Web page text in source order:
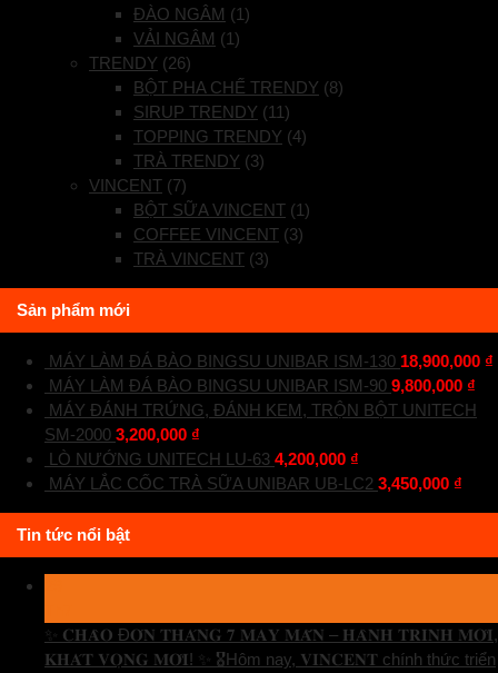
ĐÀO NGÂM (1)
VẢI NGÂM (1)
TRENDY (26)
BỘT PHA CHẾ TRENDY (8)
SIRUP TRENDY (11)
TOPPING TRENDY (4)
TRÀ TRENDY (3)
VINCENT (7)
BỘT SỮA VINCENT (1)
COFFEE VINCENT (3)
TRÀ VINCENT (3)
Sản phẩm mới
MÁY LÀM ĐÁ BÀO BINGSU UNIBAR ISM-130 18,900,000 ₫
MÁY LÀM ĐÁ BÀO BINGSU UNIBAR ISM-90 9,800,000 ₫
MÁY ĐÁNH TRỨNG, ĐÁNH KEM, TRỘN BỘT UNITECH
SM-2000 3,200,000 ₫
LÒ NƯỚNG UNITECH LU-63 4,200,000 ₫
MÁY LẮC CỐC TRÀ SỮA UNIBAR UB-LC2 3,450,000 ₫
Tin tức nổi bật
✨ 𝐂𝐇𝐀̀𝐎 Đ𝐎́𝐍 𝐓𝐇𝐀́𝐍𝐆 𝟕 𝐌𝐀𝐘 𝐌𝐀̆́𝐍 – 𝐇𝐀̀𝐍𝐇 𝐓𝐑𝐈̀𝐍𝐇 𝐌𝐎̛́𝐈,
𝐊𝐇𝐀́𝐓 𝐕𝐎̣𝐍𝐆 𝐌𝐎̛́𝐈! ✨ 🎖️Hôm nay, 𝐕𝐈𝐍𝐂𝐄𝐍𝐓 chính thức triển